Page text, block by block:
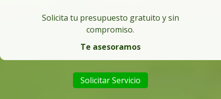
Solicita tu presupuesto gratuito y sin
compromiso.
Te asesoramos
Solicitar Servicio